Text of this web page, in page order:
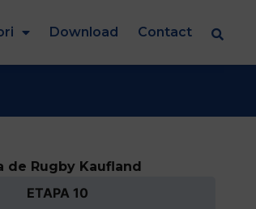
Download Contact
de Rugby Kaufland
ETAPA 10